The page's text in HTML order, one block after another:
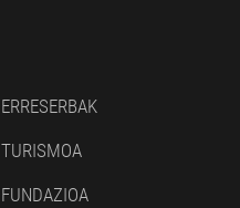
ERRESERBAK
TURISMOA
FUNDAZIOA